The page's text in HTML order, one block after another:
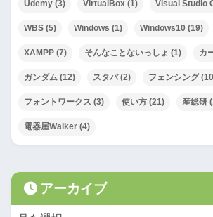
Udemy (3) VirtualBox (1) Visual Studio
WBS (5) Windows (1) Windows10 (19)
XAMPP (7) そんなことないっしょ (1) カ
ガンダム (12) スタバ(2) フェンシング
フォントワークス (3) 使い方 (21) 産総研
電器屋Walker (4)
アーカイブ